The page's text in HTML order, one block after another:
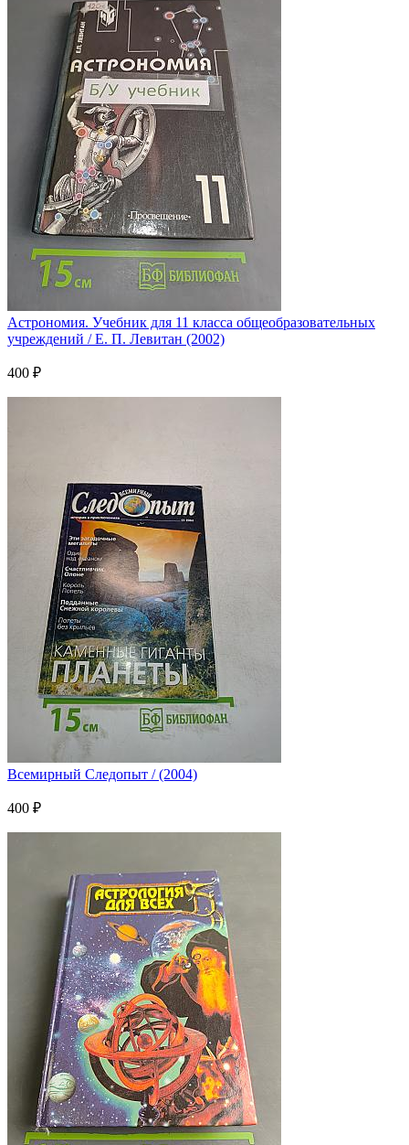
Астрономия. Учебник для 11 класса общеобразовательных
учреждений / Е. П. Левитан (2002)
400 ₽
Всемирный Следопыт / (2004)
400 ₽